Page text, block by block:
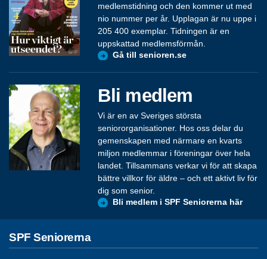
medlemstidning och den kommer ut med
nio nummer per år. Upplagan är nu uppe i
205 400 exemplar. Tidningen är en
uppskattad medlemsförmån.
Gå till senioren.se
Bli medlem
Vi är en av Sveriges största
seniororganisationer. Hos oss delar du
gemenskapen med närmare en kvarts
miljon medlemmar i föreningar över hela
landet. Tillsammans verkar vi för att skapa
bättre villkor för äldre – och ett aktivt liv för
dig som senior.
Bli medlem i SPF Seniorerna här
SPF Seniorerna